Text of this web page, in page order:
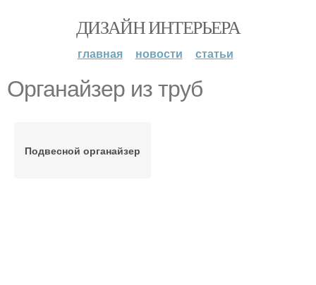
ДИЗАЙН ИНТЕРЬЕРА
главная новости статьи
Органайзер из труб
Подвесной органайзер